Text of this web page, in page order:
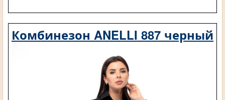
Комбинезон ANELLI 887 черный